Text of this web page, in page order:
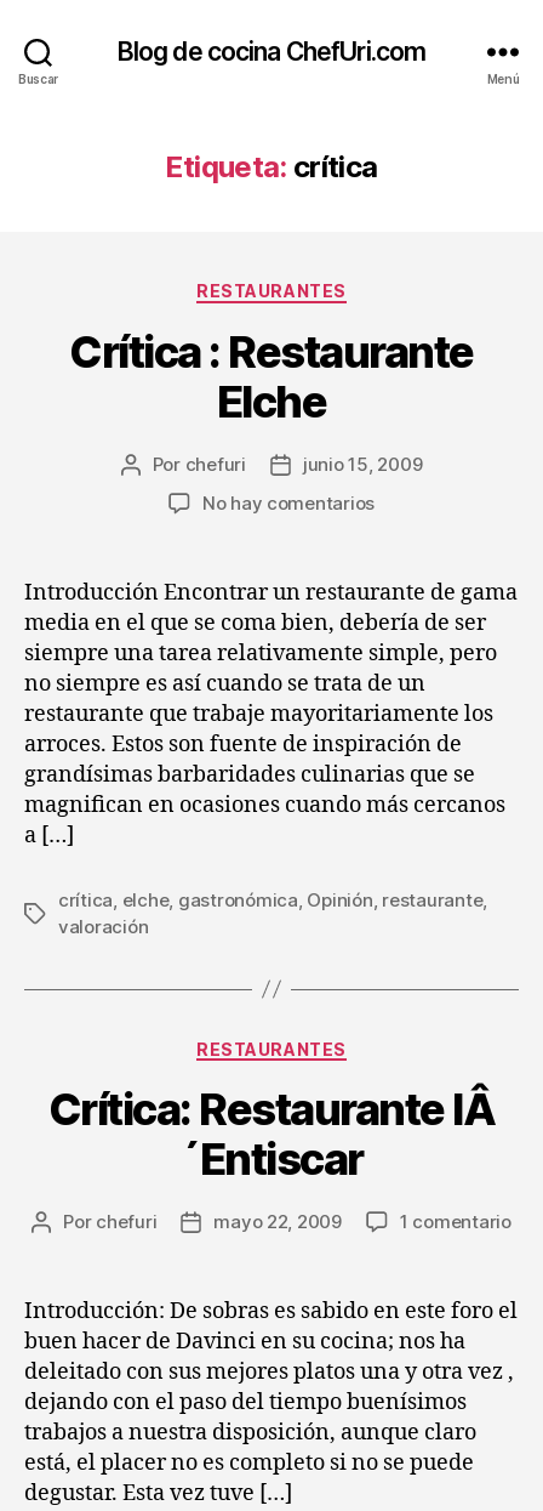
Buscar
Blog de cocina ChefUri.com
Menú
Etiqueta: crítica
Categorías
RESTAURANTES
Crítica : Restaurante
Elche
Autor
Por chefuri
Fechajunio 15, 2009
No hay comentariosen
Restaurante
Elche
Introducción Encontrar un restaurante de gama
media en el que se coma bien, debería de ser
siempre una tarea relativamente simple, pero
no siempre es así cuando se trata de un
restaurante que trabaje mayoritariamente los
arroces. Estos son fuente de inspiración de
grandísimas barbaridades culinarias que se
magnifican en ocasiones cuando más cercanos
a […]
Etiquetas
crítica elche, gastronómica Opinión restaurante,
valoración
Categorías
RESTAURANTES
Crítica: Restaurante lÂ
´Entiscar
Autor
entrada
Por chefuri
Fecha
entrada
mayo 22, 2009 1 comentarioen
lÂ
Introducción: De sobras es sabido en este foro el
buen hacer de Davinci en su cocina; nos ha
deleitado con sus mejores platos una y otra vez ,
dejando con el paso del tiempo buenísimos
trabajos a nuestra disposición, aunque claro
está, el placer no es completo si no se puede
degustar. Esta vez tuve […]